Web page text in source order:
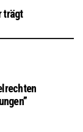
trägt